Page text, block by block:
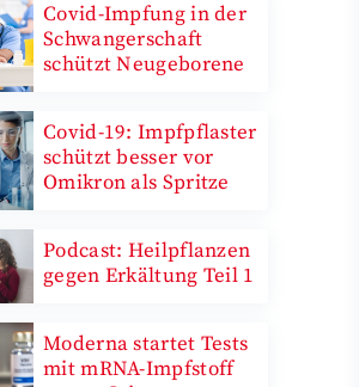
Covid-Impfung in der
Schwangerschaft
schützt Neugeborene
Covid-19: Impfpflaster
schützt besser vor
Omikron als Spritze
Podcast: Heilpflanzen
gegen Erkältung Teil 1
Moderna startet Tests
mit mRNA-Impfstoff